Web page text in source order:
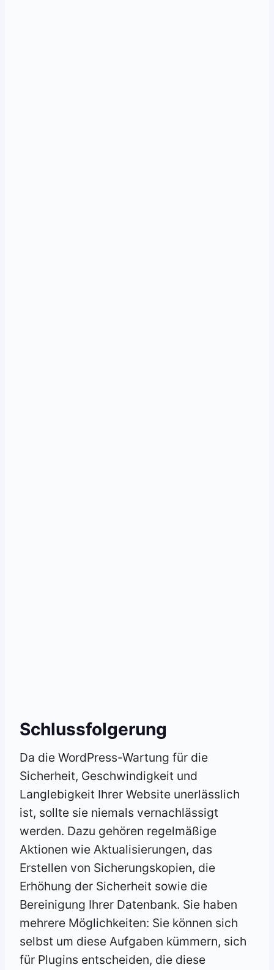
Schlussfolgerung
Da die WordPress-Wartung für die
Sicherheit, Geschwindigkeit und
Langlebigkeit Ihrer Website unerlässlich
ist, sollte sie niemals vernachlässigt
werden. Dazu gehören regelmäßige
Aktionen wie Aktualisierungen, das
Erstellen von Sicherungskopien, die
Erhöhung der Sicherheit sowie die
Bereinigung Ihrer Datenbank. Sie haben
mehrere Möglichkeiten: Sie können sich
selbst um diese Aufgaben kümmern, sich
für Plugins entscheiden, die diese